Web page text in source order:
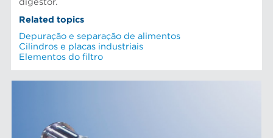
digestor.
Related topics
Depuração e separação de alimentos
Cilindros e placas industriais
Elementos do filtro